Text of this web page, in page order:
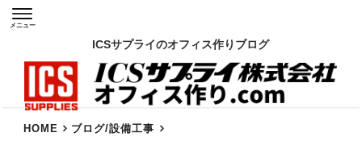
ICSサプライのオフィス作りブログ
メニュー
HOME ブログ/設備工事